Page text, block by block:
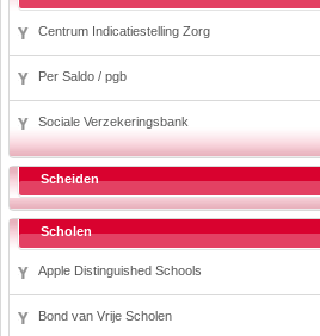
Centrum Indicatiestelling Zorg
Per Saldo / pgb
Sociale Verzekeringsbank
Scheiden
Scholen
Apple Distinguished Schools
Bond van Vrije Scholen